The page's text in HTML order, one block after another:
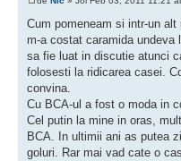
Cum pomeneam si intr-un
m-a costat caramida undeva
sa fie luat in discutie atunci
folosesti la ridicarea casei.
convina.
Cu BCA-ul a fost o moda in
Cel putin la mine in oras,
BCA. In ultimii ani as putea
goluri. Rar mai vad cate o